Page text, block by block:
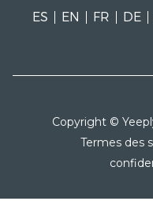
ES
EN FR DE
Copyright ©
Termes des